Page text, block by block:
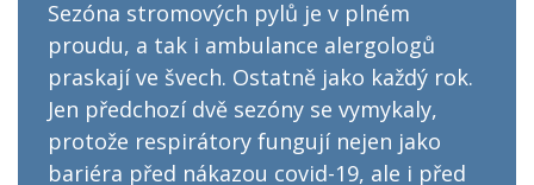
Sezóna stromových pylů je v plném
proudu, a tak i ambulance alergologů
praskají ve švech. Ostatně jako každý rok.
Jen předchozí dvě sezóny se vymykaly,
protože respirátory fungují nejen jako
bariéra před nákazou covid-19, ale i před